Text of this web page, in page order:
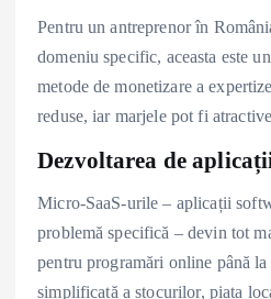
Pentru un antreprenor în
domeniu specific, aceasta este
metode de monetizare a
reduse, iar marjele pot fi
Dezvoltarea de
Micro-SaaS-urile – aplicații
problemă specifică – devin tot
pentru programări online până
simplificată a stocurilor, piața